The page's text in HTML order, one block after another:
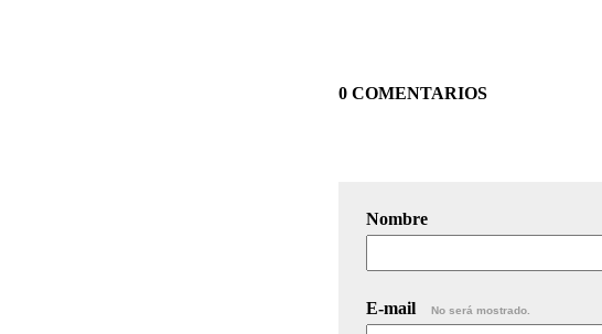
0 COMENTARIOS
Nombre
E-mail No será mostrado.